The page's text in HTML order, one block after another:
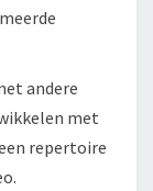
andere
met
repertoire